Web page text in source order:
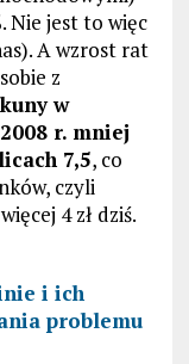
Nie jest to więc
A wzrost rat
z
w
r. mniej
7,5, co
czyli
4 zł dziś.
i ich
problemu